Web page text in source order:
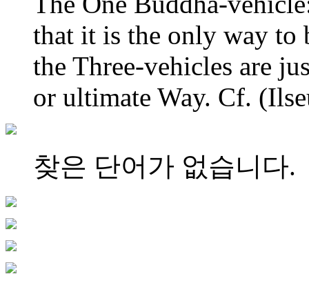
that it is the only way to
the Three-vehicles are
or ultimate Way. Cf.
찾은 단어가 없습니다.